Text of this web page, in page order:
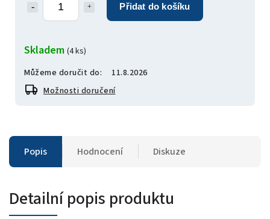
Přidat do košíku
Skladem (4 ks)
Můžeme doručit do:
11.8.2026
Možnosti doručení
Popis Hodnocení Diskuze
Detailní popis produktu